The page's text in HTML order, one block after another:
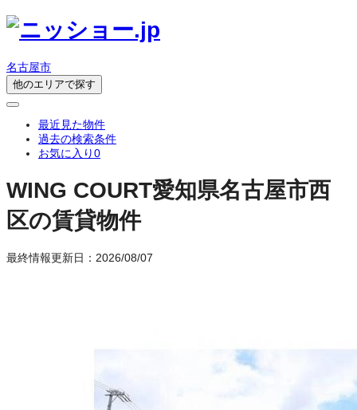
名古屋市
他のエリアで探す
最近見た物件
過去の検索条件
お気に入り0
WING COURT愛知県名古屋市西
区の賃貸物件
最終情報更新日：2026/08/07